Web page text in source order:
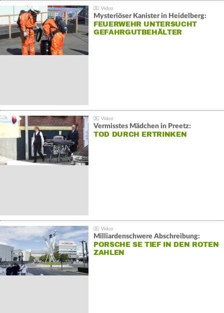
Mysteriöser Kanister in Heidelberg:
FEUERWEHR UNTERSUCHT
GEFAHRGUTBEHÄLTER
Vermisstes Mädchen in Preetz:
TOD DURCH ERTRINKEN
Milliardenschwere Abschreibung:
PORSCHE SE TIEF IN DEN ROTEN
ZAHLEN